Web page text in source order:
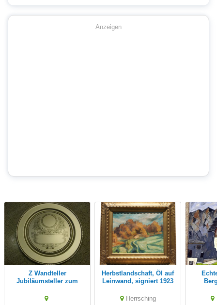
Anzeigen
Z Wandteller
Jubiläumsteller zum
unbenutzt in
Herbstlandschaft, Öl auf
Leinwand, signiert 1923
Herrsching
Echtes Gemälde "